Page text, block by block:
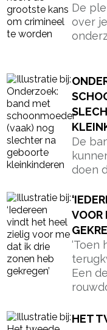
De
over
De
doen
VOOR
Een
HET